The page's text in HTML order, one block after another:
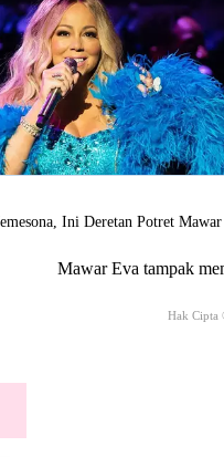
Mawar Eva tampak
Hak Cipta